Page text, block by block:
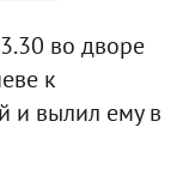
во дворе
к
и вылил ему в